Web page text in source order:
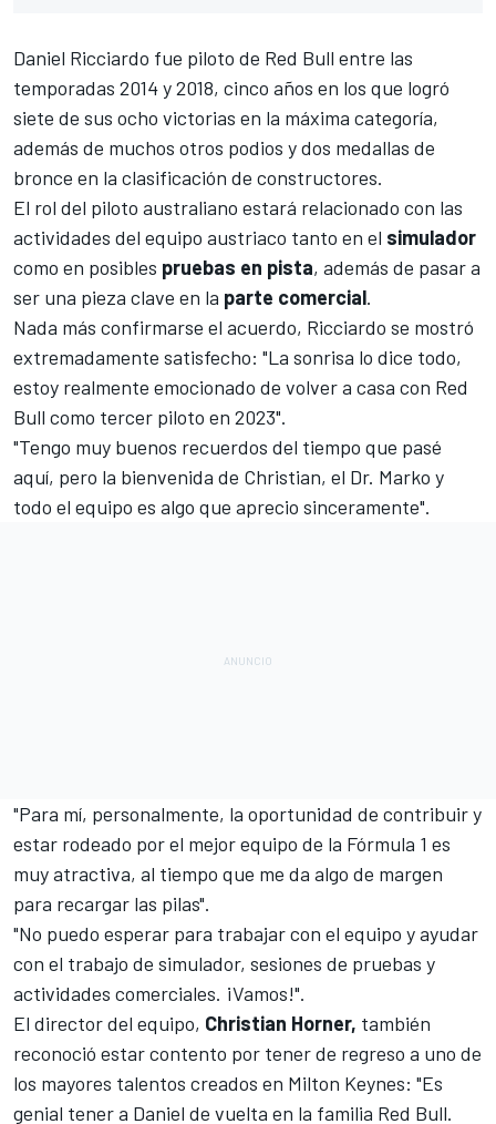
Daniel Ricciardo fue piloto de Red Bull entre las
temporadas 2014 y 2018, cinco años en los que logró
siete de sus ocho victorias en la máxima categoría,
además de muchos otros podios y dos medallas de
bronce en la clasificación de constructores.
El rol del piloto australiano estará relacionado con las
actividades del equipo austriaco tanto en el simulador
como en posibles pruebas en pista, además de pasar a
ser una pieza clave en la parte comercial.
Nada más confirmarse el acuerdo, Ricciardo se mostró
extremadamente satisfecho: "La sonrisa lo dice todo,
estoy realmente emocionado de volver a casa con Red
Bull como tercer piloto en 2023".
"Tengo muy buenos recuerdos del tiempo que pasé
aquí, pero la bienvenida de Christian, el Dr. Marko y
todo el equipo es algo que aprecio sinceramente".
"Para mí, personalmente, la oportunidad de contribuir y
estar rodeado por el mejor equipo de la Fórmula 1 es
muy atractiva, al tiempo que me da algo de margen
para recargar las pilas".
"No puedo esperar para trabajar con el equipo y ayudar
con el trabajo de simulador, sesiones de pruebas y
actividades comerciales. ¡Vamos!".
El director del equipo, Christian Horner, también
reconoció estar contento por tener de regreso a uno de
los mayores talentos creados en Milton Keynes: "Es
genial tener a Daniel de vuelta en la familia Red Bull.